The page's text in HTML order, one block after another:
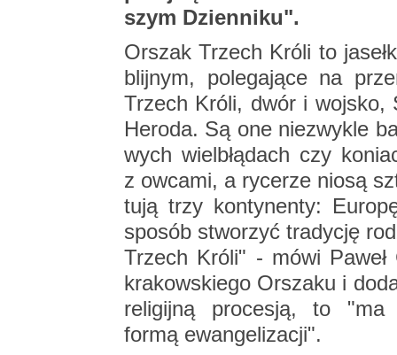
szym Dzien­ni­ku".
Or­szak Trzech Króli to
blij­nym, po­le­ga­ją­ce na
Trzech Króli, dwór i woj­sko,
He­ro­da. Są one nie­zwy­kle
wych wiel­błą­dach czy
z owca­mi, a ry­ce­rze niosą
tu­ją trzy kon­ty­nen­ty:
spo­sób stwo­rzyć tra­dy­cję
Trzech Króli" - mówi
kra­kow­skie­go Or­sza­ku i
re­li­gij­ną pro­ce­sją, to
formą ewan­ge­li­za­cji".